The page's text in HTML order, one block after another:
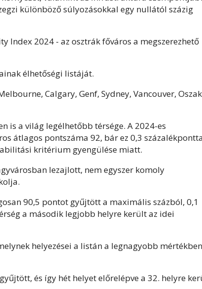
különböző súlyozásokkal egy nullától százig
Index 2024 - az osztrák főváros a megszerezhető
élhetőségi listáját.
Calgary, Genf, Sydney, Vancouver,
is a világ legélhetőbb térsége. A 2024-es
átlagos pontszáma 92, bár ez 0,3
kritérium gyengülése miatt.
lezajlott, nem egyszer komoly
90,5 pontot gyűjtött a maximális százból, 0,1
a második legjobb helyre került az idei
helyezései a listán a legnagyobb mértékben
és így hét helyet előrelépve a 32. helyre